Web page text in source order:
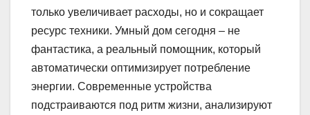
только увеличивает расходы, но и сокращает
ресурс техники. Умный дом сегодня – не
фантастика, а реальный помощник, который
автоматически оптимизирует потребление
энергии. Современные устройства
подстраиваются под ритм жизни, анализируют